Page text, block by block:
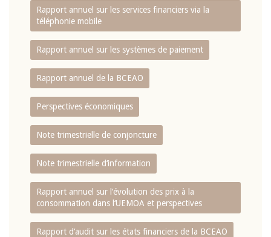
Rapport annuel sur les services financiers via la
téléphonie mobile
Rapport annuel sur les systèmes de paiement
Rapport annuel de la BCEAO
Perspectives économiques
Note trimestrielle de conjoncture
Note trimestrielle d‘information
Rapport annuel sur l‘évolution des prix à la
consommation dans l‘UEMOA et perspectives
Rapport d‘audit sur les états financiers de la BCEAO